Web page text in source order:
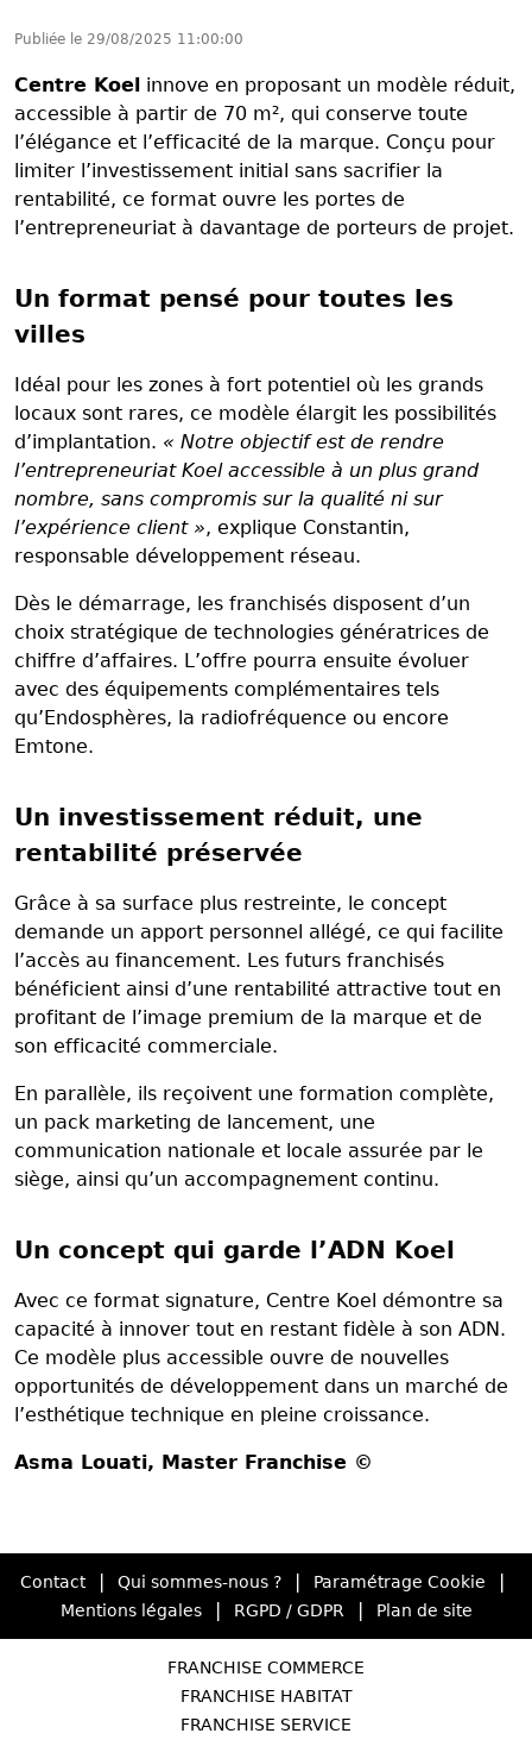
Publiée le 29/08/2025 11:00:00
Centre Koel
innove en proposant un modèle réduit,
accessible à partir de 70 m², qui conserve toute
l’élégance et l’efficacité de la marque. Conçu pour
limiter l’investissement initial sans sacrifier la
rentabilité, ce format ouvre les portes de
l’entrepreneuriat à davantage de porteurs de projet.
Un format pensé pour toutes les
villes
Idéal pour les zones à fort potentiel où les grands
locaux sont rares, ce modèle élargit les possibilités
d’implantation. « Notre objectif est de rendre
l’entrepreneuriat Koel accessible à un plus grand
nombre, sans compromis sur la qualité ni sur
l’expérience client », explique Constantin,
responsable développement réseau.
Dès le démarrage, les franchisés disposent d’un
choix stratégique de technologies génératrices de
chiffre d’affaires. L’offre pourra ensuite évoluer
avec des équipements complémentaires tels
qu’Endosphères, la radiofréquence ou encore
Emtone.
Un investissement réduit, une
rentabilité préservée
Grâce à sa surface plus restreinte, le concept
demande un apport personnel allégé, ce qui facilite
l’accès au financement. Les futurs franchisés
bénéficient ainsi d’une rentabilité attractive tout en
profitant de l’image premium de la marque et de
son efficacité commerciale.
En parallèle, ils reçoivent une formation complète,
un pack marketing de lancement, une
communication nationale et locale assurée par le
siège, ainsi qu’un accompagnement continu.
Un concept qui garde l’ADN Koel
Avec ce format signature, Centre Koel démontre sa
capacité à innover tout en restant fidèle à son ADN.
Ce modèle plus accessible ouvre de nouvelles
opportunités de développement dans un marché de
l’esthétique technique en pleine croissance.
Asma Louati, Master Franchise ©
Contact Qui sommes-nous ? Paramétrage Cookie
Mentions légales RGPD / GDPR Plan de site
FRANCHISE COMMERCE
FRANCHISE HABITAT
FRANCHISE SERVICE